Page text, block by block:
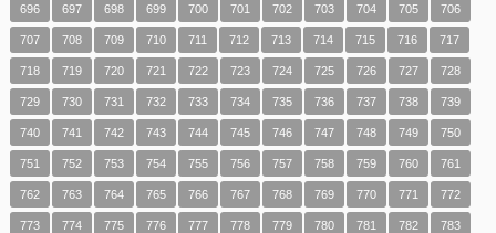
696 697 698 699 700 701 702 703 704 705 706
707 708 709 710 711 712 713 714 715 716 717
718 719 720 721 722 723 724 725 726 727 728
729 730 731 732 733 734 735 736 737 738 739
740 741 742 743 744 745 746 747 748 749 750
751 752 753 754 755 756 757 758 759 760 761
762 763 764 765 766 767 768 769 770 771 772
773 774 775 776 777 778 779 780 781 782 783